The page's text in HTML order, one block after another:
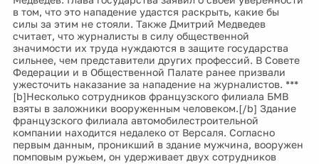
в том, что это нападение удастся раскрыть, какие бы
силы за этим не стояли. Также Дмитрий Медведев
считает, что журналисты в силу общественной
значимости их труда нуждаются в защите государства
сильнее, чем представители других профессий. В Совете
Федерации и в Общественной Палате ранее призвали
ужесточить наказание за нападение на журналистов. ***
[b]Несколько сотрудников французского филиала БМВ
взяты в заложники вооруженным человеком.[/b] Здание
французского филиала автомобилестроительной
компании находится недалеко от Версаля. Согласно
первым данным, проникший в здание мужчина, вооружен
помповым ружьем, он удерживает двух сотрудников